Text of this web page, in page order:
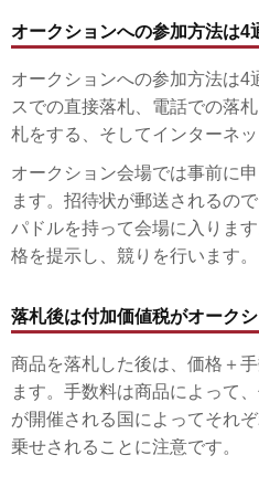
オークションへの参加方法は4
オークションへの参加方法は4
スでの直接落札、電話での落
札をする、そしてインターネ
オークション会場では事前に
ます。招待状が郵送されるの
パドルを持って会場に入りま
格を提示し、競りを行います。
落札後は付加価値税がオーク
商品を落札した後は、価格＋
ます。手数料は商品によって
が開催される国によってそれ
乗せされることに注意です。